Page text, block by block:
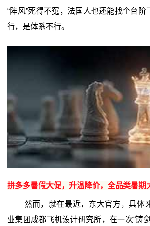
“阵风”死得不冤，法国人也还能找个台
行，是体系不行。
拼多多暑假大促，升温降价，全品类暑期
然而，就在最近，东大官方，具体
业集团成都飞机设计研究所，在一次“铸